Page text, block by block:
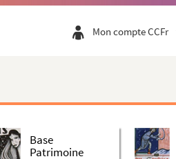
Mon compte CCFr
Base
Patrimoine